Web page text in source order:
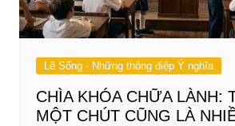
Lẽ Sống - Những thông điệp Ý nghĩa
CHÌA KHÓA CHỮA LÀNH:
MỘT CHÚT CŨNG LÀ